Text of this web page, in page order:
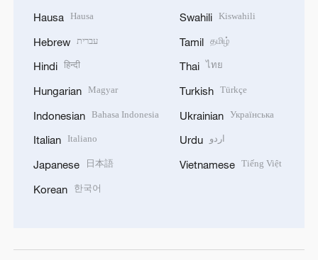
Hausa Hausa
Hebrew עברית
Hindi हिन्दी
Hungarian Magyar
Indonesian Bahasa Indonesia
Italian Italiano
Japanese 日本語
Korean 한국어
Swahili Kiswahili
Tamil தமிழ்
Thai ไทย
Turkish Türkçe
Ukrainian Українська
Urdu اردو
Vietnamese Tiếng Việt